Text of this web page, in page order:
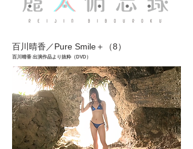
百川晴香／Pure Smile＋（8）
百川晴香 出演作品より抜粋（DVD）